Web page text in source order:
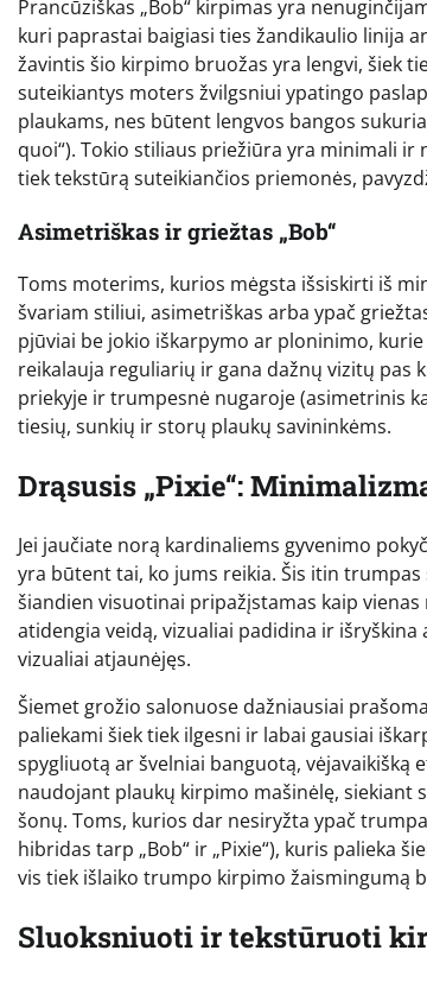
Prancūziškas „Bob“ kirpimas yra
kuri paprastai baigiasi ties žandikaulio linija
žavintis šio kirpimo bruožas yra lengvi, šiek
suteikiantys moters žvilgsniui ypatingo
plaukams, nes būtent lengvos bangos
quoi“). Tokio stiliaus priežiūra yra minimali
tiek tekstūrą suteikiančios priemonės,
Asimetriškas ir griežtas „Bob“
Toms moterims, kurios mėgsta išsiskirti iš
švariam stiliui, asimetriškas arba ypač
pjūviai be jokio iškarpymo ar ploninimo,
reikalauja reguliarių ir gana dažnų vizitų pas
priekyje ir trumpesnė nugaroje (asimetrinis
tiesių, sunkių ir storų plaukų savininkėms.
Drąsusis „Pixie“:
Jei jaučiate norą kardinaliems gyvenimo
yra būtent tai, ko jums reikia. Šis itin
šiandien visuotinai pripažįstamas kaip
atidengia veidą, vizualiai padidina ir
vizualiai atjaunėjęs.
Šiemet grožio salonuose dažniausiai prašoma
paliekami šiek tiek ilgesni ir labai gausiai
spygliuotą ar švelniai banguotą,
naudojant plaukų kirpimo mašinėlę,
šonų. Toms, kurios dar nesiryžta ypač
hibridas tarp „Bob“ ir „Pixie“), kuris palieka
vis tiek išlaiko trumpo kirpimo žaismingumą
Sluoksniuoti ir tekstūruoti